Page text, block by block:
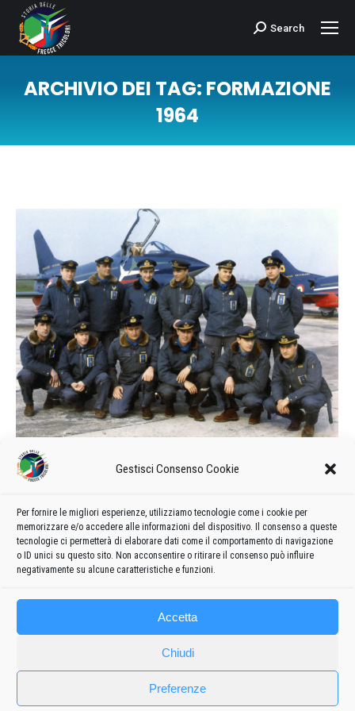
Gestisci Consenso Cookie
Per fornire le migliori esperienze, utilizziamo tecnologie come i cookie per
memorizzare e/o accedere alle informazioni del dispositivo. Il consenso a queste
tecnologie ci permetterà di elaborare dati come il comportamento di navigazione
o ID unici su questo sito. Non acconsentire o ritirare il consenso può influire
negativamente su alcune caratteristiche e funzioni.
Accetta
Chiudi
Preferenze
Cerca:Search
ARCHIVIO DEI TAG: FORMAZIONE
1964
Calendario delle manifestazioni e
formazione del 1964
admin8235 19 Giugno 2020 Lascia un commento
Formazione e calendario 1964 delle manifestazioni delle
Frecce Tricolori